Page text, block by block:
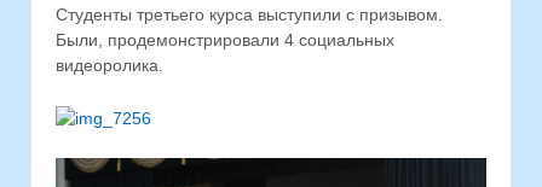
Студенты третьего курса выступили с призывом.
Были, продемонстрировали 4 социальных
видеоролика.